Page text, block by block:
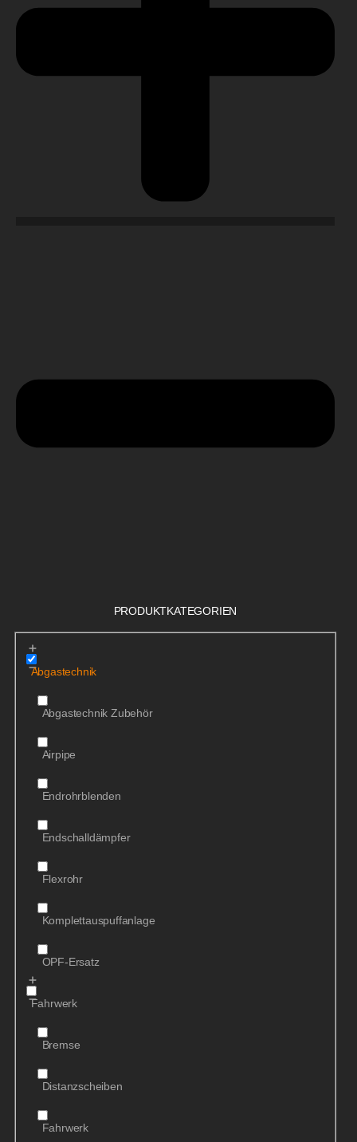
PRODUKTKATEGORIEN
Abgastechnik
Abgastechnik Zubehör
Airpipe
Endrohrblenden
Endschalldämpfer
Flexrohr
Komplettauspuffanlage
OPF-Ersatz
Fahrwerk
Bremse
Distanzscheiben
Fahrwerk